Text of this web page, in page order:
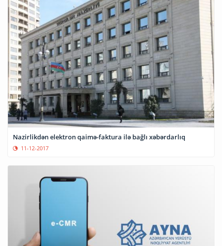
Nazirlikdən elektron qaimə-faktura ilə bağlı xəbərdarlıq
11-12-2017